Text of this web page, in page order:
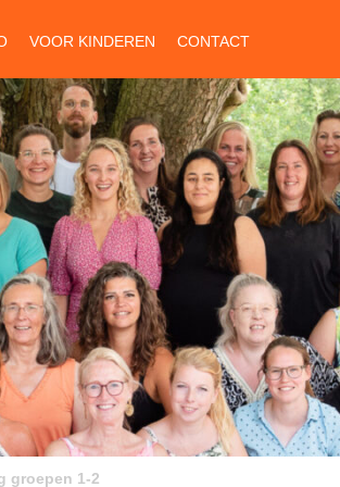
VOOR KINDEREN CONTACT
groepen 1-2